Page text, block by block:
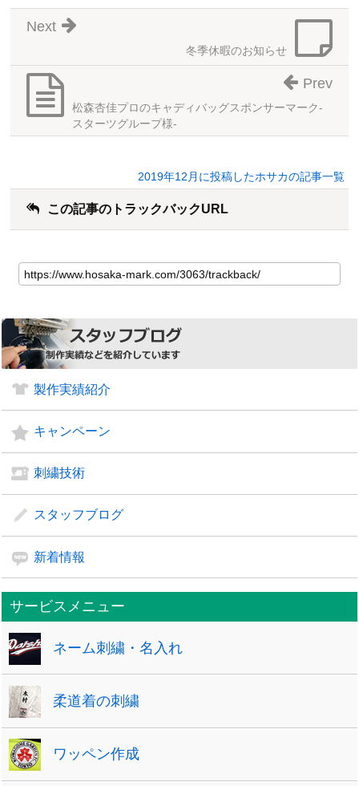
冬季休暇のお知らせ
Next
松森杏佳プロのキャディバッグスポンサーマーク-
スターツグループ様-
Prev
2019年12月に投稿したホサカの記事一覧
この記事のトラックバックURL
製作実績紹介
キャンペーン
刺繍技術
スタッフブログ
新着情報
サービスメニュー
ネーム刺繍・名入れ
柔道着の刺繍
ワッペン作成